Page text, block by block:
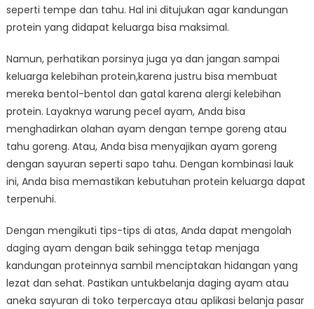
seperti tempe dan tahu. Hal ini ditujukan agar kandungan
protein yang didapat keluarga bisa maksimal.
Namun, perhatikan porsinya juga ya dan jangan sampai
keluarga kelebihan protein,karena justru bisa membuat
mereka bentol-bentol dan gatal karena alergi kelebihan
protein. Layaknya warung pecel ayam, Anda bisa
menghadirkan olahan ayam dengan tempe goreng atau
tahu goreng. Atau, Anda bisa menyajikan ayam goreng
dengan sayuran seperti sapo tahu. Dengan kombinasi lauk
ini, Anda bisa memastikan kebutuhan protein keluarga dapat
terpenuhi.
Dengan mengikuti tips-tips di atas, Anda dapat mengolah
daging ayam dengan baik sehingga tetap menjaga
kandungan proteinnya sambil menciptakan hidangan yang
lezat dan sehat. Pastikan untukbelanja daging ayam atau
aneka sayuran di toko terpercaya atau aplikasi belanja pasar